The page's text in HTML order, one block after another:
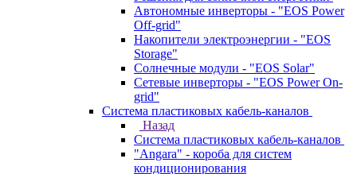
Автономные инверторы - "EOS Power
Off-grid"
Накопители электроэнергии - "EOS
Storage"
Солнечные модули - "EOS Solar"
Сетевые инверторы - "EOS Power On-
grid"
Система пластиковых кабель-каналов
Назад
Система пластиковых кабель-каналов
"Angara" - короба для систем
кондиционирования